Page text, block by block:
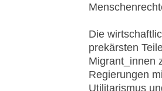
Die
prekärsten
Migrant_innen
Regierungen
Utilitarismus